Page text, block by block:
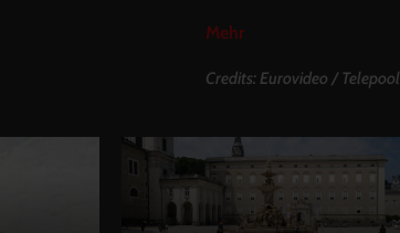
Mehr
Credits: Eurovideo / Telepool